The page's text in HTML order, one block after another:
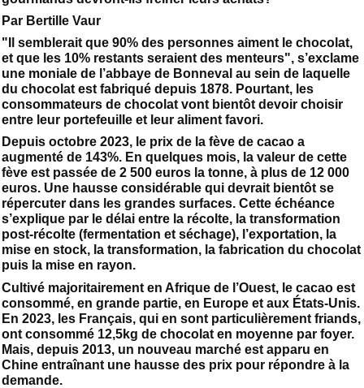
Par Bertille Vaur
"Il semblerait que 90% des personnes aiment le chocolat,
et que les 10% restants seraient des menteurs", s’exclame
une moniale de l’abbaye de Bonneval au sein de laquelle
du chocolat est fabriqué depuis 1878. Pourtant, les
consommateurs de chocolat vont bientôt devoir choisir
entre leur portefeuille et leur aliment favori.
Depuis octobre 2023, le prix de la fève de cacao a
augmenté de 143%. En quelques mois, la valeur de cette
fève est passée de 2 500 euros la tonne, à plus de 12 000
euros. Une hausse considérable qui devrait bientôt se
répercuter dans les grandes surfaces. Cette échéance
s’explique par le délai entre la récolte, la transformation
post-récolte (fermentation et séchage), l’exportation, la
mise en stock, la transformation, la fabrication du chocolat
puis la mise en rayon.
Cultivé majoritairement en Afrique de l’Ouest, le cacao est
consommé, en grande partie, en Europe et aux États-Unis.
En 2023, les Français, qui en sont particulièrement friands,
ont consommé 12,5kg de chocolat en moyenne par foyer.
Mais, depuis 2013, un nouveau marché est apparu en
Chine entraînant une hausse des prix pour répondre à la
demande.